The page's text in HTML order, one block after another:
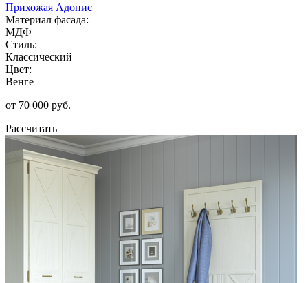
Прихожая Адонис
Материал фасада:
МДФ
Стиль:
Классический
Цвет:
Венге
от 70 000 руб.
Рассчитать